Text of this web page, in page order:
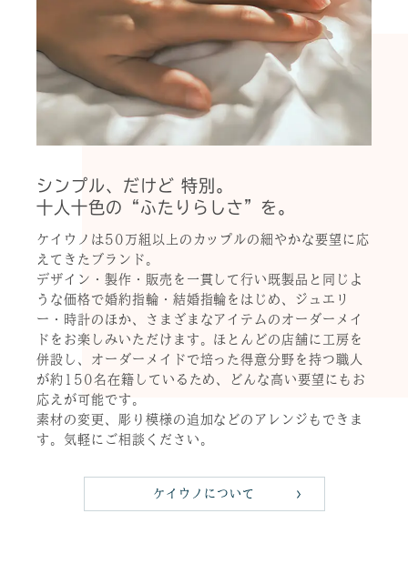
シンプル、だけど 特別。
十人十色の“ふたりらしさ”を。
ケイウノは50万組以上のカップルの細やかな要望に応
えてきたブランド。
デザイン・製作・販売を一貫して行い既製品と同じよ
うな価格で婚約指輪・結婚指輪をはじめ、ジュエリ
ー・時計のほか、さまざまなアイテムのオーダーメイ
ドをお楽しみいただけます。ほとんどの店舗に工房を
併設し、オーダーメイドで培った得意分野を持つ職人
が約150名在籍しているため、どんな高い要望にもお
応えが可能です。
素材の変更、彫り模様の追加などのアレンジもできま
す。気軽にご相談ください。
ケイウノについて